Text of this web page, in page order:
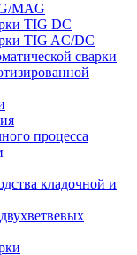
MAG
TIG DC
TIG AC/DC
сварки
процесса
кладочной и